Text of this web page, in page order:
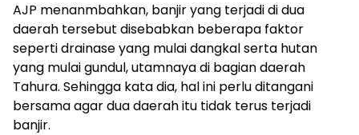
AJP menanmbahkan, banjir yang terjadi di dua
daerah tersebut disebabkan beberapa faktor
seperti drainase yang mulai dangkal serta hutan
yang mulai gundul, utamnaya di bagian daerah
Tahura. Sehingga kata dia, hal ini perlu ditangani
bersama agar dua daerah itu tidak terus terjadi
banjir.